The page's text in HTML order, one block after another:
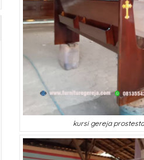
kursi gereja
ibu ruth jakarta(JAKARTA)